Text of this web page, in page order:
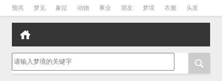
预兆 梦见 象征 动物 事业 朋友 梦境 衣服 头发
孕妇 孩子 吵架 房子